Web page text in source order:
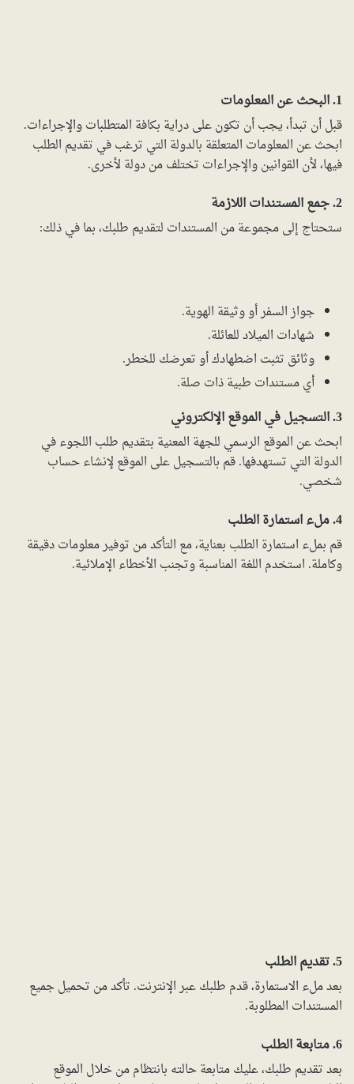
1. البحث عن المعلومات
قبل أن تبدأ، يجب أن تكون على دراية بكافة المتطلبات والإجراءات.
ابحث عن المعلومات المتعلقة بالدولة التي ترغب في تقديم الطلب
فيها، لأن القوانين والإجراءات تختلف من دولة لأخرى.
2. جمع المستندات اللازمة
ستحتاج إلى مجموعة من المستندات لتقديم طلبك، بما في ذلك:
جواز السفر أو وثيقة الهوية.
شهادات الميلاد للعائلة.
وثائق تثبت اضطهادك أو تعرضك للخطر.
أي مستندات طبية ذات صلة.
3. التسجيل في الموقع الإلكتروني
ابحث عن الموقع الرسمي للجهة المعنية بتقديم طلب اللجوء في
الدولة التي تستهدفها. قم بالتسجيل على الموقع لإنشاء حساب
شخصي.
4. ملء استمارة الطلب
قم بملء استمارة الطلب بعناية، مع التأكد من توفير معلومات دقيقة
وكاملة. استخدم اللغة المناسبة وتجنب الأخطاء الإملائية.
5. تقديم الطلب
بعد ملء الاستمارة، قدم طلبك عبر الإنترنت. تأكد من تحميل جميع
المستندات المطلوبة.
6. متابعة الطلب
بعد تقديم طلبك، عليك متابعة حالته بانتظام من خلال الموقع